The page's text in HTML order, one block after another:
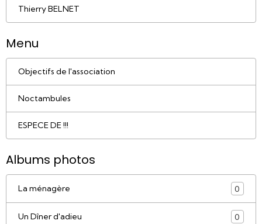
Thierry BELNET
Menu
Objectifs de l'association
Noctambules
ESPECE DE !!!
Albums photos
La ménagère 0
Un Dîner d'adieu 0